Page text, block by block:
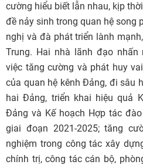
cường hiểu biết lẫn nhau, kịp
đề nảy sinh trong quan hệ song
nghị và đà phát triển lành
Trung. Hai nhà lãnh đạo
việc tăng cường và phát huy
của quan hệ kênh Đảng, đi sâu
hai Đảng, triển khai hiệu quả
Đảng và Kế hoạch Hợp tác
giai đoạn 2021-2025; tăng
nghiệm trong công tác xây
chính trị, công tác cán bộ,